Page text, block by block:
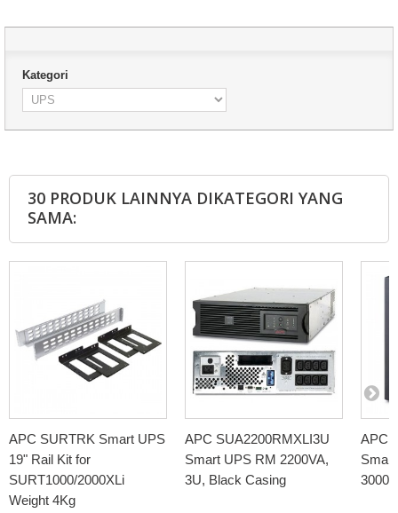
Kategori
30 PRODUK LAINNYA DIKATEGORI YANG
SAMA:
APC SURTRK Smart UPS
19" Rail Kit for
SURT1000/2000XLi
Weight 4Kg
APC SUA2200RMXLI3U
Smart UPS RM 2200VA,
3U, Black Casing
APC